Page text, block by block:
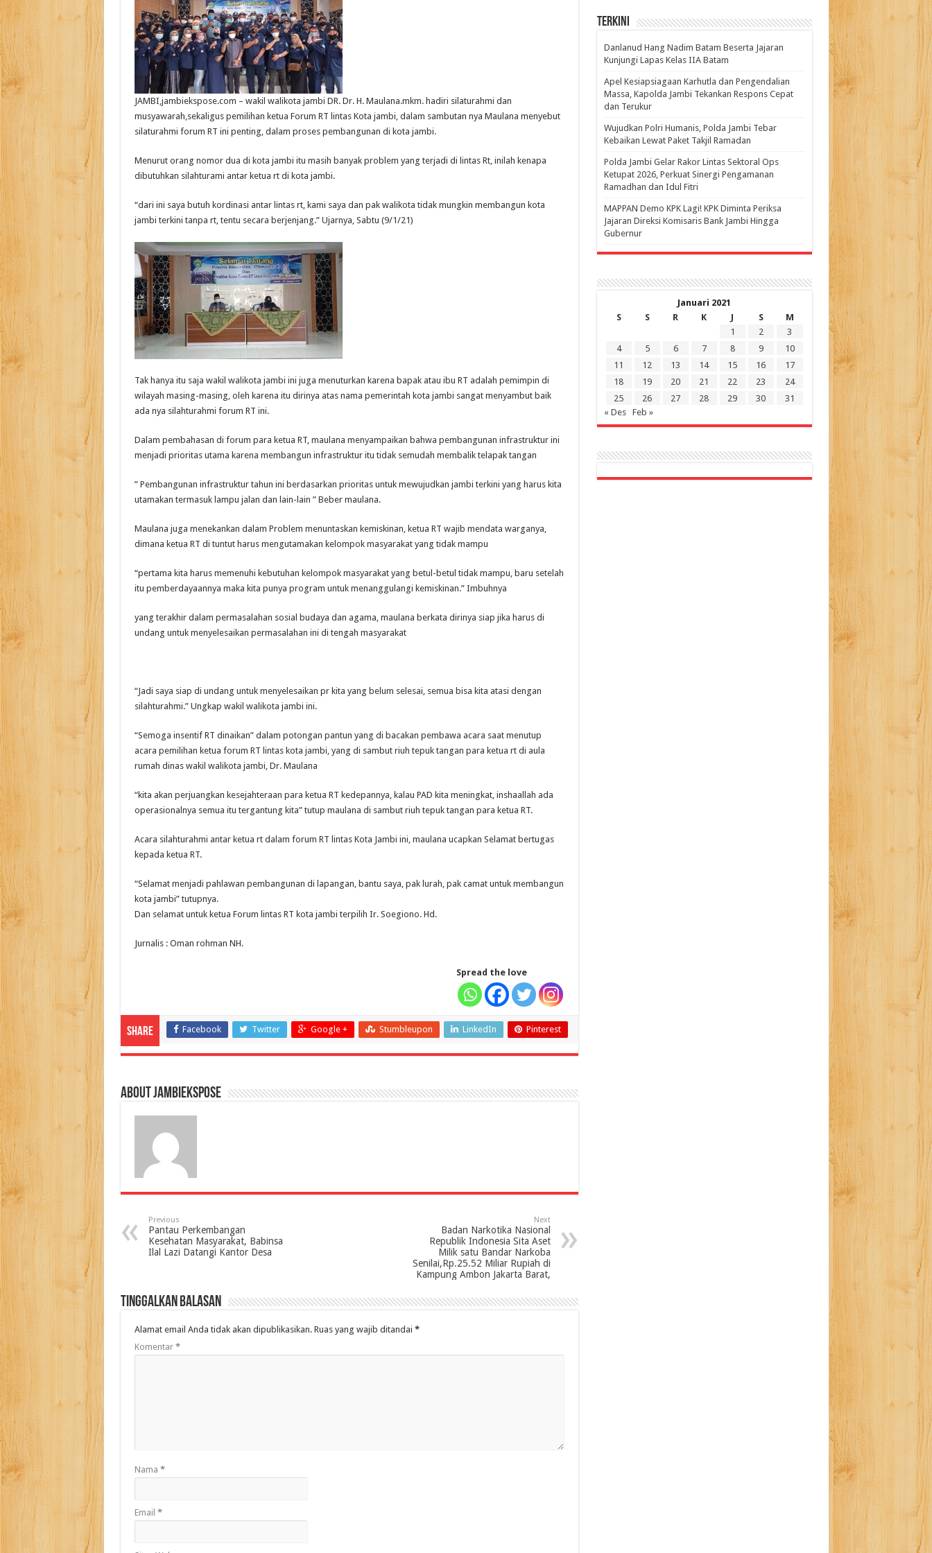
JAMBI,jambiekspose.com – wakil walikota jambi DR. Dr. H. Maulana.mkm. hadiri silaturahmi dan
musyawarah,sekaligus pemilihan ketua Forum RT lintas Kota jambi, dalam sambutan nya Maulana menyebut
silaturahmi forum RT ini penting, dalam proses pembangunan di kota jambi.
Menurut orang nomor dua di kota jambi itu masih banyak problem yang terjadi di lintas Rt, inilah kenapa
dibutuhkan silahturami antar ketua rt di kota jambi.
“dari ini saya butuh kordinasi antar lintas rt, kami saya dan pak walikota tidak mungkin membangun kota
jambi terkini tanpa rt, tentu secara berjenjang.” Ujarnya, Sabtu (9/1/21)
Tak hanya itu saja wakil walikota jambi ini juga menuturkan karena bapak atau ibu RT adalah pemimpin di
wilayah masing-masing, oleh karena itu dirinya atas nama pemerintah kota jambi sangat menyambut baik
ada nya silahturahmi forum RT ini.
Dalam pembahasan di forum para ketua RT, maulana menyampaikan bahwa pembangunan infrastruktur ini
menjadi prioritas utama karena membangun infrastruktur itu tidak semudah membalik telapak tangan
” Pembangunan infrastruktur tahun ini berdasarkan prioritas untuk mewujudkan jambi terkini yang harus kita
utamakan termasuk lampu jalan dan lain-lain ” Beber maulana.
Maulana juga menekankan dalam Problem menuntaskan kemiskinan, ketua RT wajib mendata warganya,
dimana ketua RT di tuntut harus mengutamakan kelompok masyarakat yang tidak mampu
“pertama kita harus memenuhi kebutuhan kelompok masyarakat yang betul-betul tidak mampu, baru setelah
itu pemberdayaannya maka kita punya program untuk menanggulangi kemiskinan.” Imbuhnya
yang terakhir dalam permasalahan sosial budaya dan agama, maulana berkata dirinya siap jika harus di
undang untuk menyelesaikan permasalahan ini di tengah masyarakat
“Jadi saya siap di undang untuk menyelesaikan pr kita yang belum selesai, semua bisa kita atasi dengan
silahturahmi.” Ungkap wakil walikota jambi ini.
“Semoga insentif RT dinaikan” dalam potongan pantun yang di bacakan pembawa acara saat menutup
acara pemilihan ketua forum RT lintas kota jambi, yang di sambut riuh tepuk tangan para ketua rt di aula
rumah dinas wakil walikota jambi, Dr. Maulana
“kita akan perjuangkan kesejahteraan para ketua RT kedepannya, kalau PAD kita meningkat, inshaallah ada
operasionalnya semua itu tergantung kita” tutup maulana di sambut riuh tepuk tangan para ketua RT.
Acara silahturahmi antar ketua rt dalam forum RT lintas Kota Jambi ini, maulana ucapkan Selamat bertugas
kepada ketua RT.
“Selamat menjadi pahlawan pembangunan di lapangan, bantu saya, pak lurah, pak camat untuk membangun
kota jambi” tutupnya.
Dan selamat untuk ketua Forum lintas RT kota jambi terpilih Ir. Soegiono. Hd.
Jurnalis : Oman rohman NH.
Spread the love
Share Facebook Twitter Google + Stumbleupon LinkedIn Pinterest
About jambiekspose
Previous
Pantau Perkembangan
Kesehatan Masyarakat, Babinsa
Ilal Lazi Datangi Kantor Desa
Next
Badan Narkotika Nasional
Republik Indonesia Sita Aset
Milik satu Bandar Narkoba
Senilai,Rp.25.52 Miliar Rupiah di
Kampung Ambon Jakarta Barat,
Tinggalkan Balasan
Alamat email Anda tidak akan dipublikasikan. Ruas yang wajib ditandai *
Komentar *
Nama *
Email *
Terkini
Danlanud Hang Nadim Batam Beserta Jajaran
Kunjungi Lapas Kelas IIA Batam
Apel Kesiapsiagaan Karhutla dan Pengendalian
Massa, Kapolda Jambi Tekankan Respons Cepat
dan Terukur
Wujudkan Polri Humanis, Polda Jambi Tebar
Kebaikan Lewat Paket Takjil Ramadan
Polda Jambi Gelar Rakor Lintas Sektoral Ops
Ketupat 2026, Perkuat Sinergi Pengamanan
Ramadhan dan Idul Fitri
‎MAPPAN Demo KPK Lagi! KPK Diminta Periksa
Jajaran Direksi Komisaris Bank Jambi Hingga
Gubernur ‎
Januari 2021
S
S R K J S
M
1
2
3
4
5 6 7 8 9
10
11
12 13 14 15 16
17
18
19 20 21 22 23
24
25
26 27 28 29 30
31
« Des
Feb »